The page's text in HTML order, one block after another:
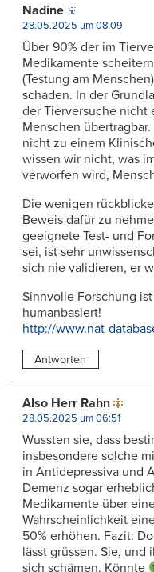
Nadine
28.05.2025 um 08:09
Über 90% der im
Medikamente
(Testung am
schaden. In der
der Tierversuche nicht
Menschen
nicht zu einem
wissen wir nicht, was
verworfen wird,
Die wenigen
Beweis dafür zu
geeignete Test- und
sei, ist sehr
sich nie validieren, er
Sinnvolle Forschung
humanbasiert!
http://www.nat-
Antworten
Also Herr Rahn
28.05.2025 um 06:51
Wussten sie, dass
insbesondere solche
in Antidepressiva und
Demenz sogar
Medikamente über
Wahrscheinlichkeit
50% erhöhen. Fazit:
lässt grüssen. Sie, und
sich schämen. Könnte